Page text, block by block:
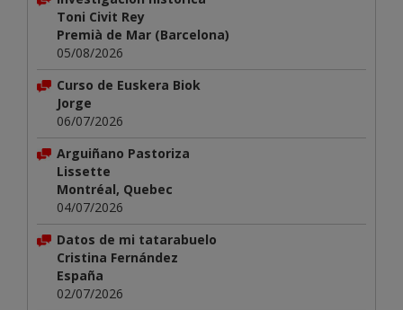
Toni Civit Rey
Premià de Mar (Barcelona)
05/08/2026
Curso de Euskera Biok
Jorge
06/07/2026
Arguiñano Pastoriza
Lissette
Montréal, Quebec
04/07/2026
Datos de mi tatarabuelo
Cristina Fernández
España
02/07/2026